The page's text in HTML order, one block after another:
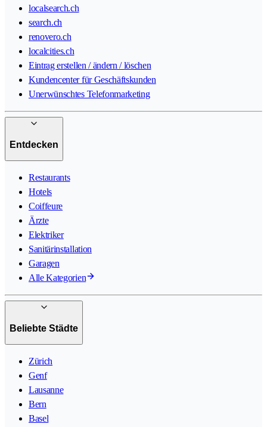
localsearch.ch
search.ch
renovero.ch
localcities.ch
Eintrag erstellen / ändern / löschen
Kundencenter für Geschäftskunden
Unerwünschtes Telefonmarketing
Entdecken
Restaurants
Hotels
Coiffeure
Ärzte
Elektriker
Sanitärinstallation
Garagen
Alle Kategorien
Beliebte Städte
Zürich
Genf
Lausanne
Bern
Basel